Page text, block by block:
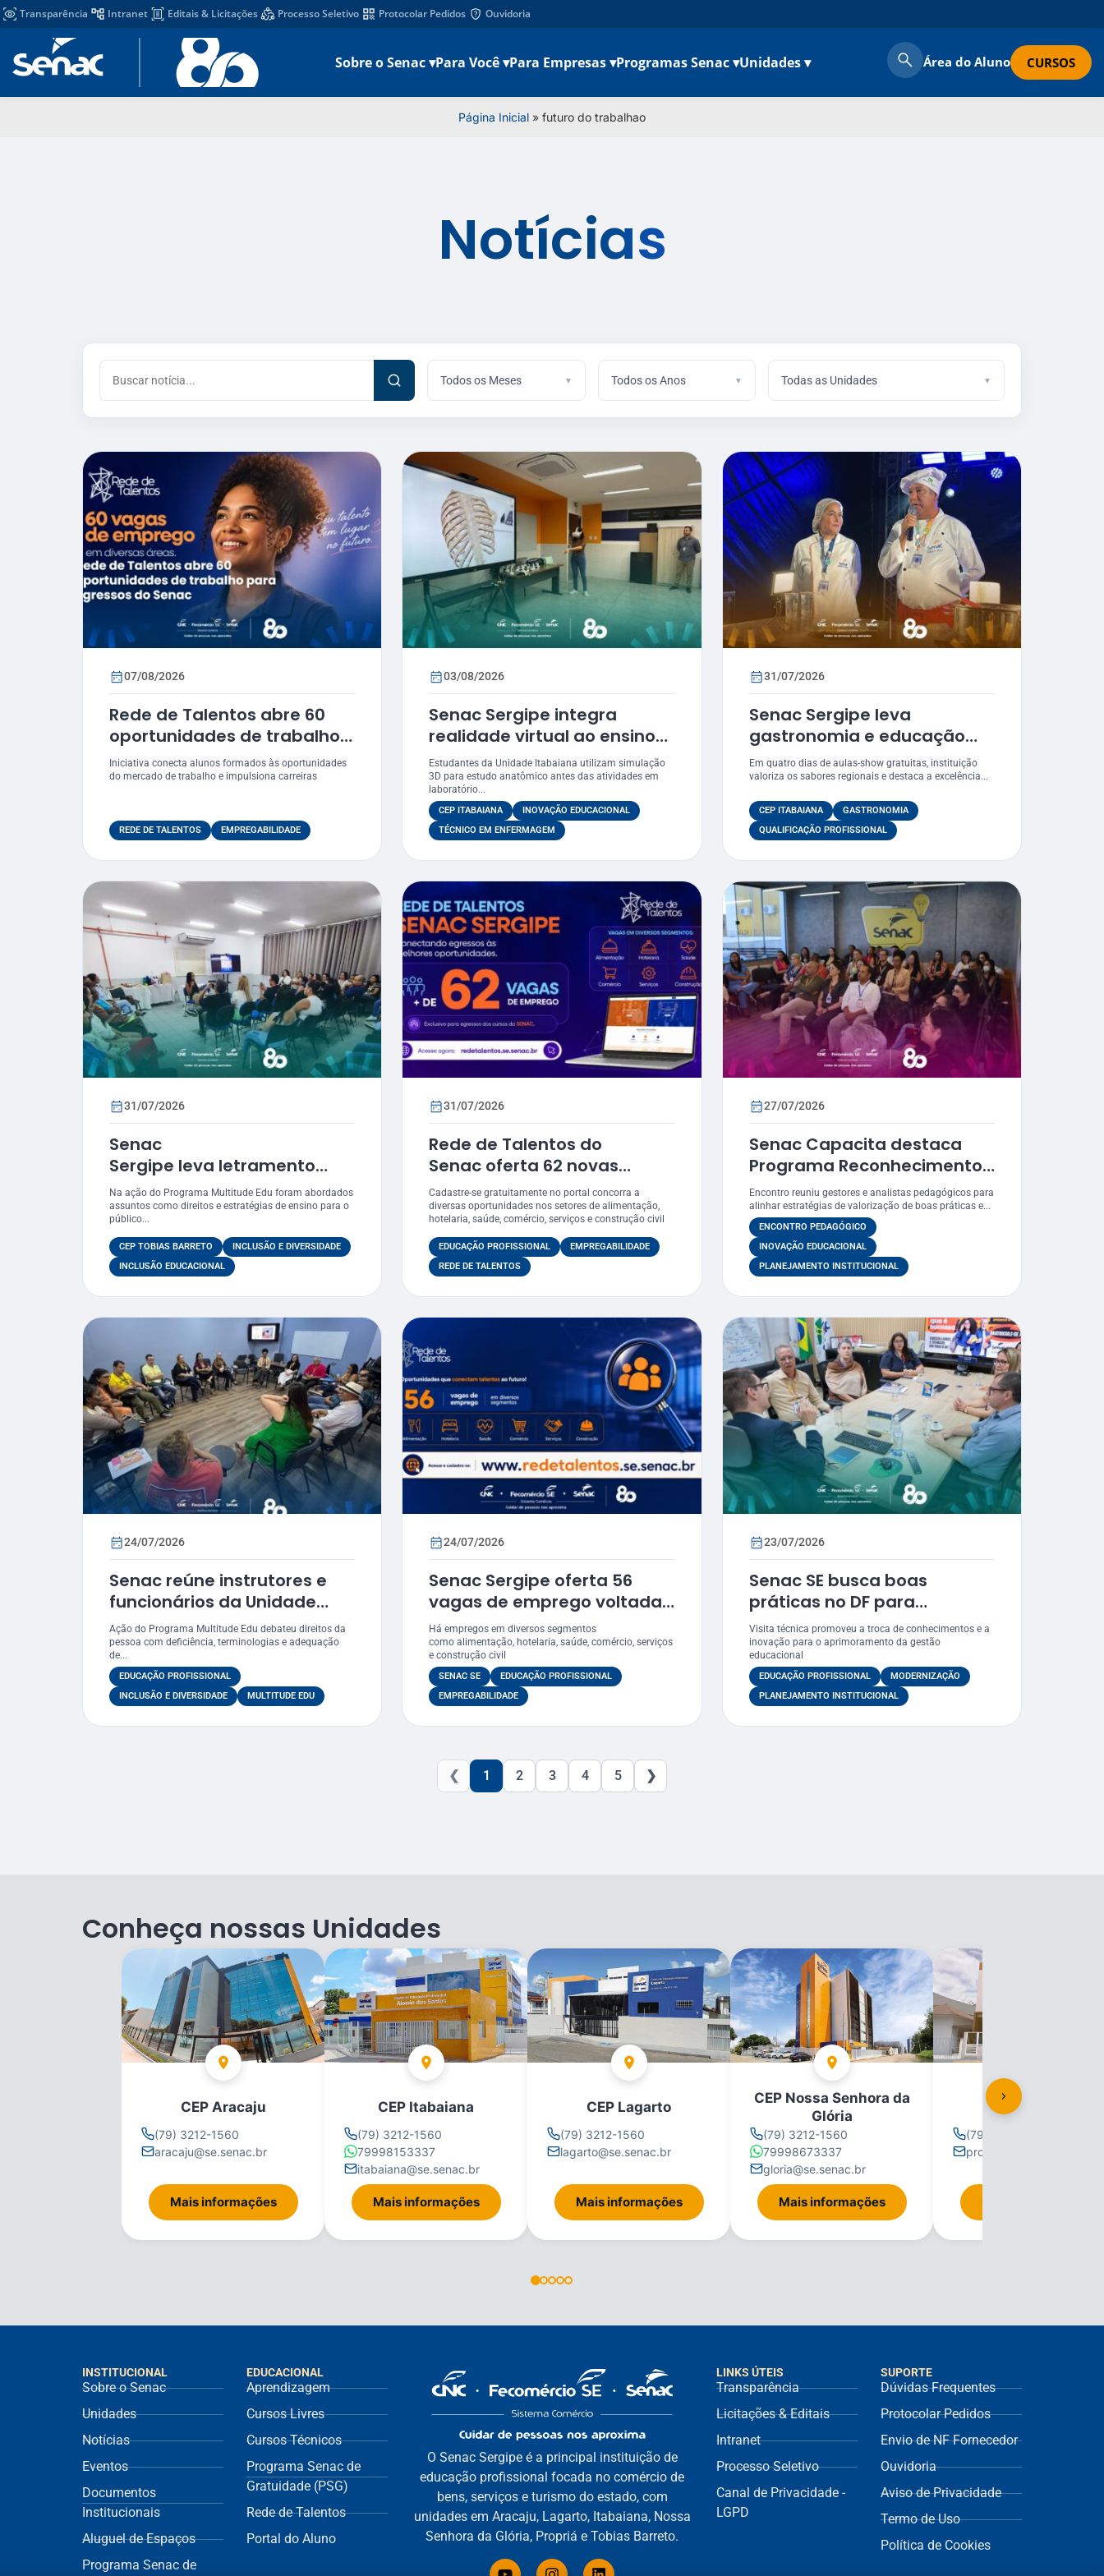
Transparência Intranet Editais & Licitações Processo Seletivo Protocolar Pedidos Ouvidoria
Sobre o Senac ▾Para Você ▾Para Empresas ▾Programas Senac ▾Unidades ▾ Área do Aluno CURSOS
Página Inicial » futuro do trabalhao
Notícias
Todos os Meses Todos os Anos Todas as Unidades
07/08/2026
Rede de Talentos abre 60
oportunidades de trabalho
para egressos do Senac
Iniciativa conecta alunos formados às oportunidades
do mercado de trabalho e impulsiona carreiras
REDE DE TALENTOS EMPREGABILIDADE
03/08/2026
Senac Sergipe integra
realidade virtual ao ensino
de anatomia no curso de
Enfermagem
Estudantes da Unidade Itabaiana utilizam simulação
3D para estudo anatômico antes das atividades em
laboratório...
CEP ITABAIANA
INOVAÇÃO EDUCACIONAL
TÉCNICO EM ENFERMAGEM
31/07/2026
Senac Sergipe leva
gastronomia e educação
profissional ao Festival
Gastronômico de Itabaiana
2026
Em quatro dias de aulas-show gratuitas, instituição
valoriza os sabores regionais e destaca a excelência...
CEP ITABAIANA
GASTRONOMIA
QUALIFICAÇÃO PROFISSIONAL
31/07/2026
Senac
Sergipe leva letramento
com
foco LGBTQIAPN+ para funcionários
do CEP Tobias Barreto
Na ação do Programa Multitude Edu foram abordados
assuntos como direitos e estratégias de ensino para o
público...
CEP TOBIAS BARRETO
INCLUSÃO E DIVERSIDADE
INCLUSÃO EDUCACIONAL
31/07/2026
Rede de Talentos do
Senac oferta 62 novas
vagas de emprego em
Sergipe
Cadastre-se gratuitamente no portal concorra a
diversas oportunidades nos setores de alimentação,
hotelaria, saúde, comércio, serviços e construção civil
EDUCAÇÃO PROFISSIONAL
EMPREGABILIDADE
REDE DE TALENTOS
27/07/2026
Senac Capacita destaca
Programa Reconhecimento
– Prêmio Atena como
estratégia para valorizar
práticas educacionais
Encontro reuniu gestores e analistas pedagógicos para
alinhar estratégias de valorização de boas práticas e...
ENCONTRO PEDAGÓGICO
INOVAÇÃO EDUCACIONAL
PLANEJAMENTO INSTITUCIONAL
24/07/2026
Senac reúne instrutores e
funcionários da Unidade
Móvel em oficina sobre
práticas inclusivas e
acessibilidade
Ação do Programa Multitude Edu debateu direitos da
pessoa com deficiência, terminologias e adequação
de...
EDUCAÇÃO PROFISSIONAL
INCLUSÃO E DIVERSIDADE
MULTITUDE EDU
24/07/2026
Senac Sergipe oferta 56
vagas de emprego voltadas
para egressos
Há empregos em diversos segmentos
como alimentação, hotelaria, saúde, comércio, serviços
e construção civil
SENAC SE
EDUCAÇÃO PROFISSIONAL
EMPREGABILIDADE
23/07/2026
Senac SE busca boas
práticas no DF para
impulsionar a eficiência e a
modernização dos seus
processos
Visita técnica promoveu a troca de conhecimentos e a
inovação para o aprimoramento da gestão
educacional
EDUCAÇÃO PROFISSIONAL
MODERNIZAÇÃO
PLANEJAMENTO INSTITUCIONAL
❮ 1 2 3 4 5 ❯
Conheça nossas Unidades
CEP Aracaju
(79) 3212-1560
aracaju@se.senac.br
Mais informações
CEP Itabaiana
(79) 3212-1560
79998153337
itabaiana@se.senac.br
Mais informações
CEP Lagarto
(79) 3212-1560
lagarto@se.senac.br
Mais informações
CEP Nossa Senhora da
Glória
(79) 3212-1560
79998673337
gloria@se.senac.br
Mais informações
CEP Propriá
(79) 3212-1560
propria@se.senac.br
INSTITUCIONAL
Sobre o Senac
Unidades
Notícias
Eventos
Documentos
Institucionais
Aluguel de Espaços
Programa Senac de
EDUCACIONAL
Aprendizagem
Cursos Livres
Cursos Técnicos
Programa Senac de
Gratuidade (PSG)
Rede de Talentos
Portal do Aluno
O Senac Sergipe é a principal instituição de
educação profissional focada no comércio de
bens, serviços e turismo do estado, com
unidades em Aracaju, Lagarto, Itabaiana, Nossa
Senhora da Glória, Propriá e Tobias Barreto.
LINKS ÚTEIS
Transparência
Licitações & Editais
Intranet
Processo Seletivo
Canal de Privacidade -
LGPD
SUPORTE
Dúvidas Frequentes
Protocolar Pedidos
Envio de NF Fornecedor
Ouvidoria
Aviso de Privacidade
Termo de Uso
Política de Cookies